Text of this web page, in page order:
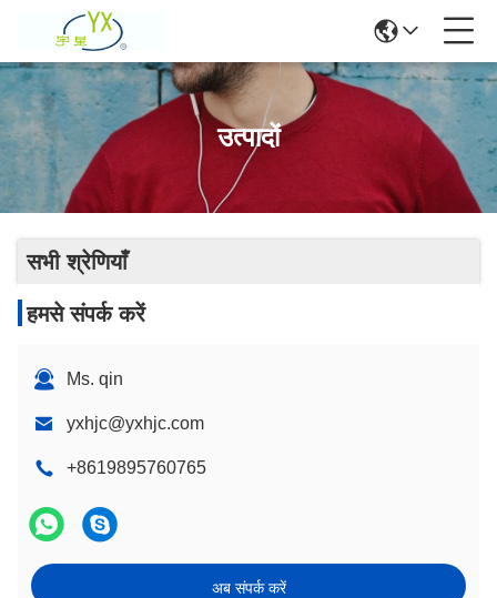
उत्पादों
सभी श्रेणियाँ
हमसे संपर्क करें
Ms. qin
yxhjc@yxhjc.com
+8619895760765
अब संपर्क करें